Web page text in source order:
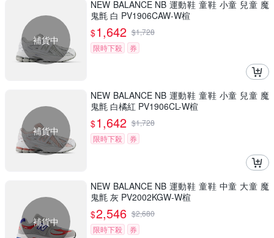
補貨中
NEW BALANCE NB 運動鞋 童鞋 小童 兒童 魔
鬼氈 白 PV1906CAW-W楦
$1,642 $1,728
限時下殺
券
補貨中
NEW BALANCE NB 運動鞋 童鞋 小童 兒童 魔
鬼氈 白橘紅 PV1906CL-W楦
$1,642 $1,728
限時下殺
券
補貨中
NEW BALANCE NB 運動鞋 童鞋 中童 大童 魔
鬼氈 灰 PV2002KGW-W楦
$2,546 $2,680
限時下殺
券